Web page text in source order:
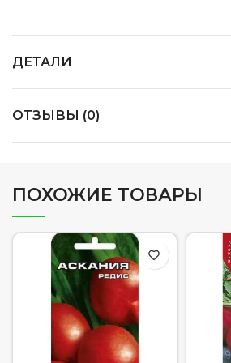
ДЕТАЛИ
ОТЗЫВЫ (0)
ПОХОЖИЕ ТОВАРЫ